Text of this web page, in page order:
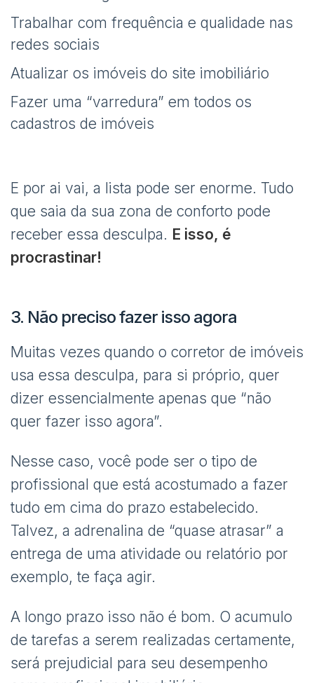
Trabalhar com frequência e qualidade nas
redes sociais
Atualizar os imóveis do site imobiliário
Fazer uma “varredura” em todos os
cadastros de imóveis
E por ai vai, a lista pode ser enorme. Tudo
que saia da sua zona de conforto pode
receber essa desculpa. E isso, é
procrastinar!
3. Não preciso fazer isso agora
Muitas vezes quando o corretor de imóveis
usa essa desculpa, para si próprio, quer
dizer essencialmente apenas que “não
quer fazer isso agora”.
Nesse caso, você pode ser o tipo de
profissional que está acostumado a fazer
tudo em cima do prazo estabelecido.
Talvez, a adrenalina de “quase atrasar” a
entrega de uma atividade ou relatório por
exemplo, te faça agir.
A longo prazo isso não é bom. O acumulo
de tarefas a serem realizadas certamente,
será prejudicial para seu desempenho